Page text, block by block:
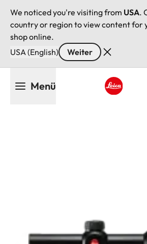
We noticed you're visiting from USA.
country or region to view content for
shop online.
USA (English)
Weiter
Menü